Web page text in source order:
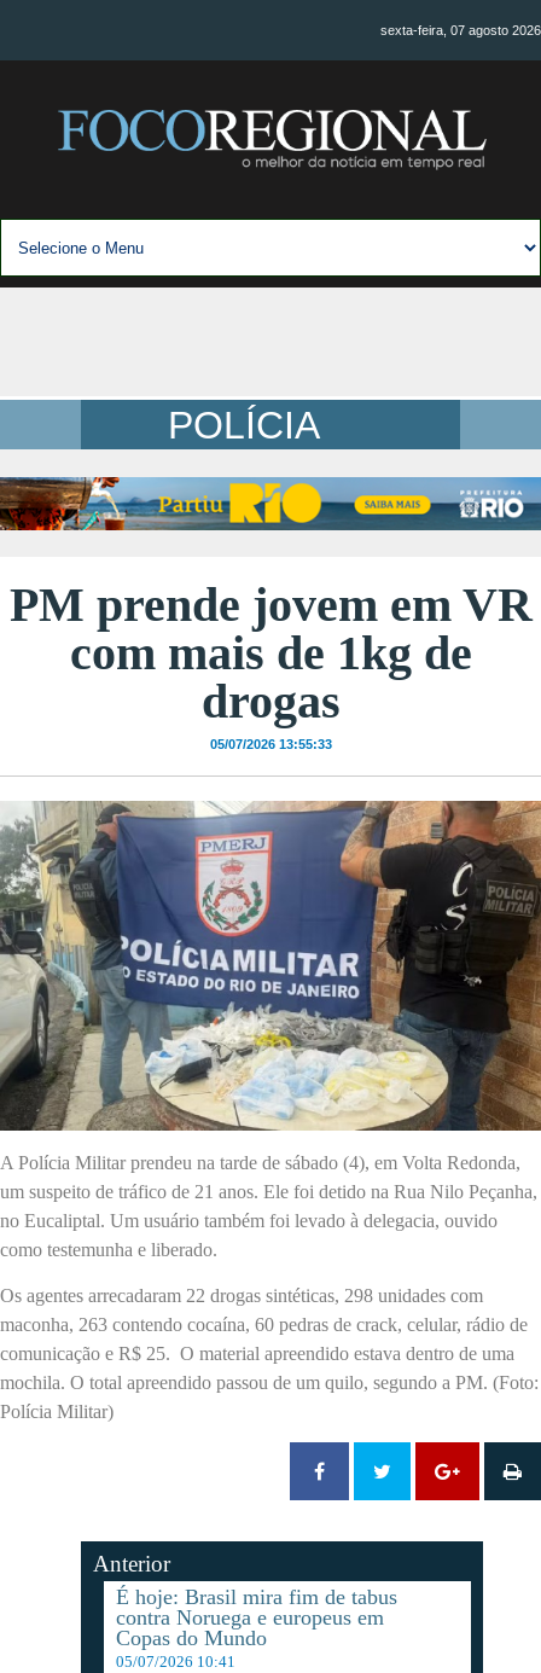
sexta-feira, 07 agosto 2026
POLÍCIA
PM prende jovem em VR
com mais de 1kg de
drogas
05/07/2026 13:55:33
A Polícia Militar prendeu na tarde de sábado (4), em Volta Redonda,
um suspeito de tráfico de 21 anos. Ele foi detido na Rua Nilo Peçanha,
no Eucaliptal. Um usuário também foi levado à delegacia, ouvido
como testemunha e liberado.
Os agentes arrecadaram 22 drogas sintéticas, 298 unidades com
maconha, 263 contendo cocaína, 60 pedras de crack, celular, rádio de
comunicação e R$ 25. O material apreendido estava dentro de uma
mochila. O total apreendido passou de um quilo, segundo a PM. (Foto:
Polícia Militar)
Anterior
É hoje: Brasil mira fim de tabus
contra Noruega e europeus em
Copas do Mundo
05/07/2026 10:41